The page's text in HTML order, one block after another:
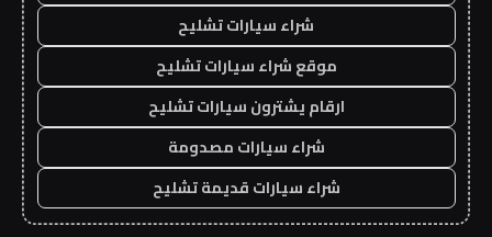
شراء سيارات تشليح
موقع شراء سيارات تشليح
ارقام يشترون سيارات تشليح
شراء سيارات مصدومة
شراء سيارات قديمة تشليح